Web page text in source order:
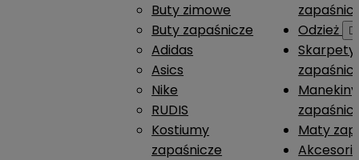
Buty zimowe
Buty zapaśnicze
Adidas
Asics
Nike
RUDIS
Kostiumy
zapaśnicze
Odzież

Skarpety
Manekiny
Maty